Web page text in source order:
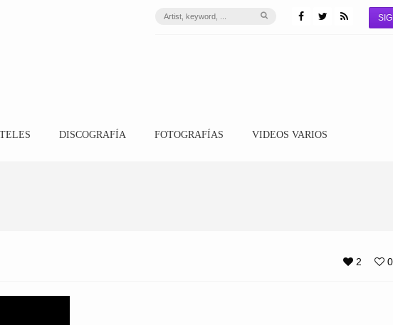
DISCOGRAFÍA FOTOGRAFÍAS VIDEOS VARIOS
2 0